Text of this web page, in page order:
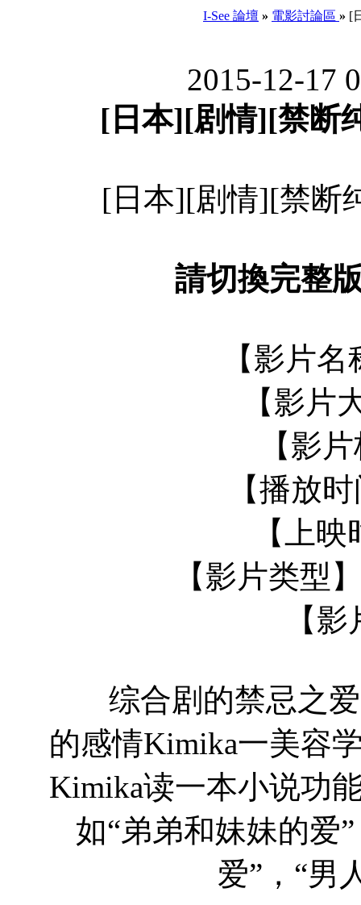
I-See 論壇 » 電影討論區 » [
2015-12-17
[日本][剧情][禁断
[日本][剧情][禁断
請切換完整
【影片
【影片
【影
【播放
【上
【影片类型
【
综合剧的禁忌之爱
的感情Kimika一美容
Kimika读一本小说功
如“弟弟和妹妹的爱
爱”，“男